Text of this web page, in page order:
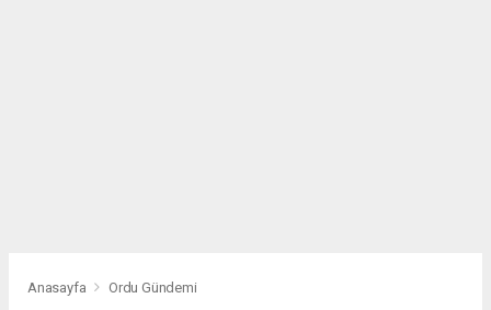
Anasayfa Ordu Gündemi